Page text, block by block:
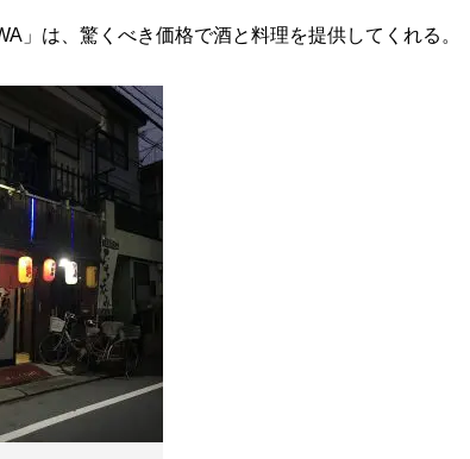
は、驚くべき価格で酒と料理を提供してくれる。